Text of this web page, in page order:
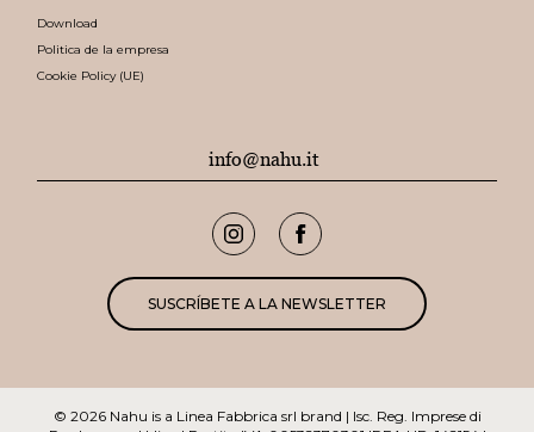
Download
Politica de la empresa
Cookie Policy (UE)
info@nahu.it
SUSCRÍBETE A LA NEWSLETTER
© 2026 Nahu is a Linea Fabbrica srl brand | Isc. Reg. Imprese di